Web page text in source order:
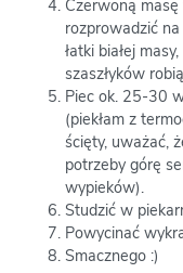
Czerwoną
rozprowadzić
łatki białej
szaszłyków
Piec ok. 25-30
(piekłam z
ścięty, uważać,
potrzeby górę
wypieków).
Studzić w
Powycinać
Smacznego :)